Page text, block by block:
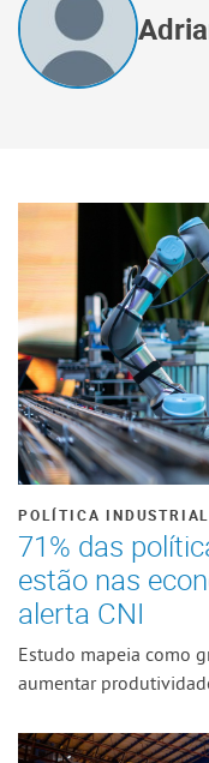
POLÍTICA INDUSTRIAL
71% das
estão nas
alerta CNI
Estudo mapeia como
aumentar